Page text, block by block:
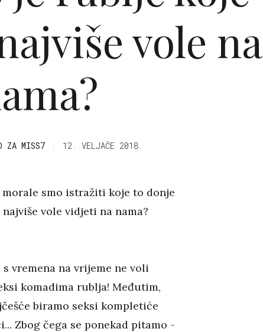
vole na
ZA MISS7 12. VELJAČE 2018.
smo istražiti koje to donje
vole vidjeti na nama?
s vremena na vrijeme ne voli
komadima rublja! Međutim,
biramo seksi kompletiće
Zbog čega se ponekad pitamo -